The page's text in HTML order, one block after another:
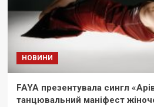
НОВИНИ
FAYA презентувала сингл
танцювальний маніфест